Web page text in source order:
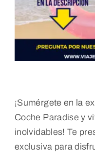
¡Sumérgete en la
Coche Paradise y
inolvidables! Te
exclusiva para